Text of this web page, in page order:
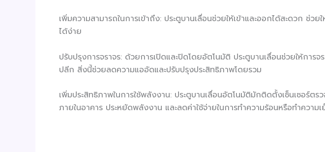
เพิ่มความสามารถในการเข้าถึง: ประตูบานเลื่อนช่วยให้เข้าและออกได้สะดวก
ได้ง่าย
ปรับปรุงการจราจร: ด้วยการเปิดและปิดโดยอัตโนมัติ ประตูบานเลื่อนช่วยให้การ
ปลีก สิ่งนี้ช่วยลดความแออัดและปรับปรุงประสิทธิภาพโดยรวม
เพิ่มประสิทธิภาพในการใช้พลังงาน: ประตูบานเลื่อนอัตโนมัติมักติดตั้งเซ็นเซอร์ต
ภายในอาคาร ประหยัดพลังงาน และลดค่าใช้จ่ายในการทำความร้อนหรือทำความเ